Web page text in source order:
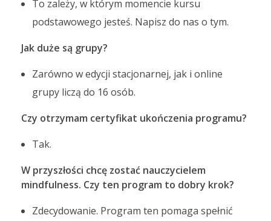
To zależy, w którym momencie kursu
podstawowego jesteś. Napisz do nas o tym.
Jak duże są grupy?
Zarówno w edycji stacjonarnej, jak i online
grupy liczą do 16 osób.
Czy otrzymam certyfikat ukończenia programu?
Tak.
W przyszłości chcę zostać nauczycielem
mindfulness. Czy ten program to dobry krok?
Zdecydowanie. Program ten pomaga spełnić